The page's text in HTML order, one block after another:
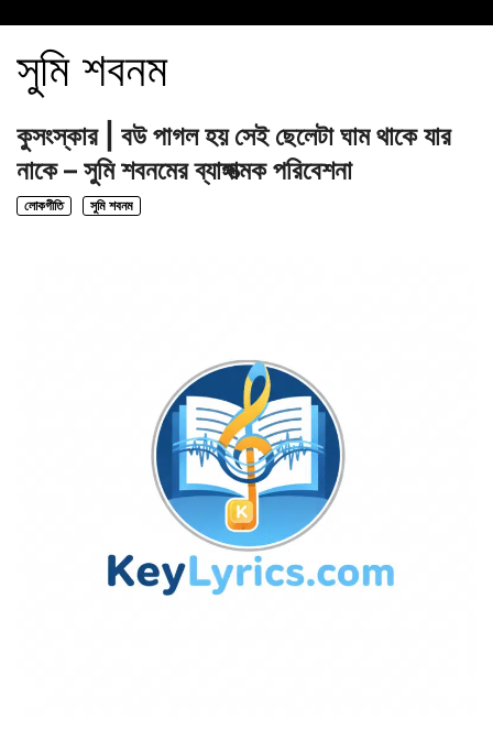
সুমি শবনম
কুসংস্কার | বউ পাগল হয় সেই ছেলেটা ঘাম থাকে যার
নাকে – সুমি শবনমের ব্যাঙ্গাত্মক পরিবেশনা
লোকগীতি সুমি শবনম